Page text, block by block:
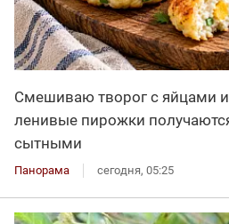
Смешиваю творог с яйцами
ленивые пирожки
сытными
Панорама сегодня, 05:25